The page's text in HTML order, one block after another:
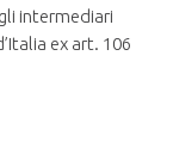
intermediari
ex art. 106